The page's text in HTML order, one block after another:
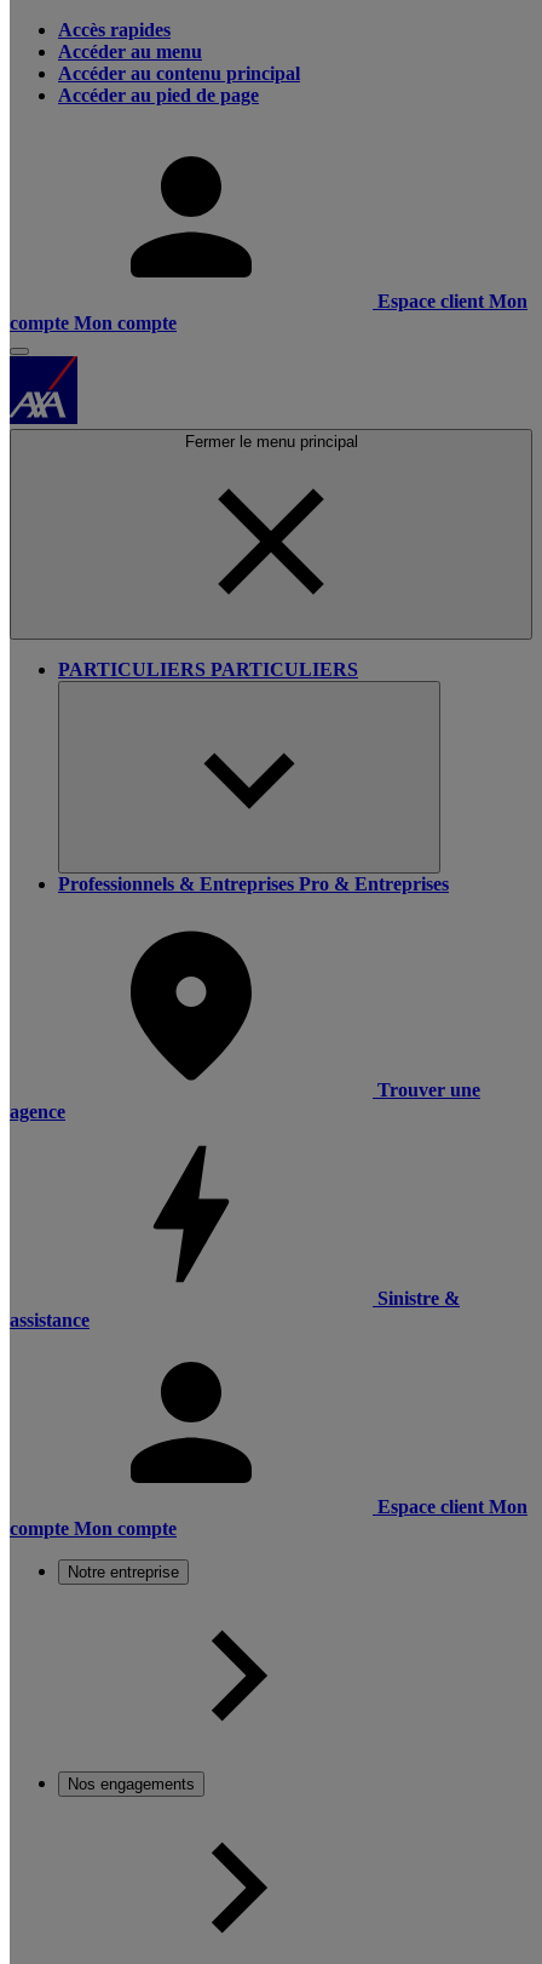
Accès rapides
Accéder au menu
Accéder au contenu principal
Accéder au pied de page
Espace client Mon
compte Mon compte
Fermer le menu principal
PARTICULIERS PARTICULIERS
Professionnels & Entreprises Pro & Entreprises
Trouver une
agence
Sinistre &
assistance
Espace client Mon
compte Mon compte
Notre entreprise
Nos engagements